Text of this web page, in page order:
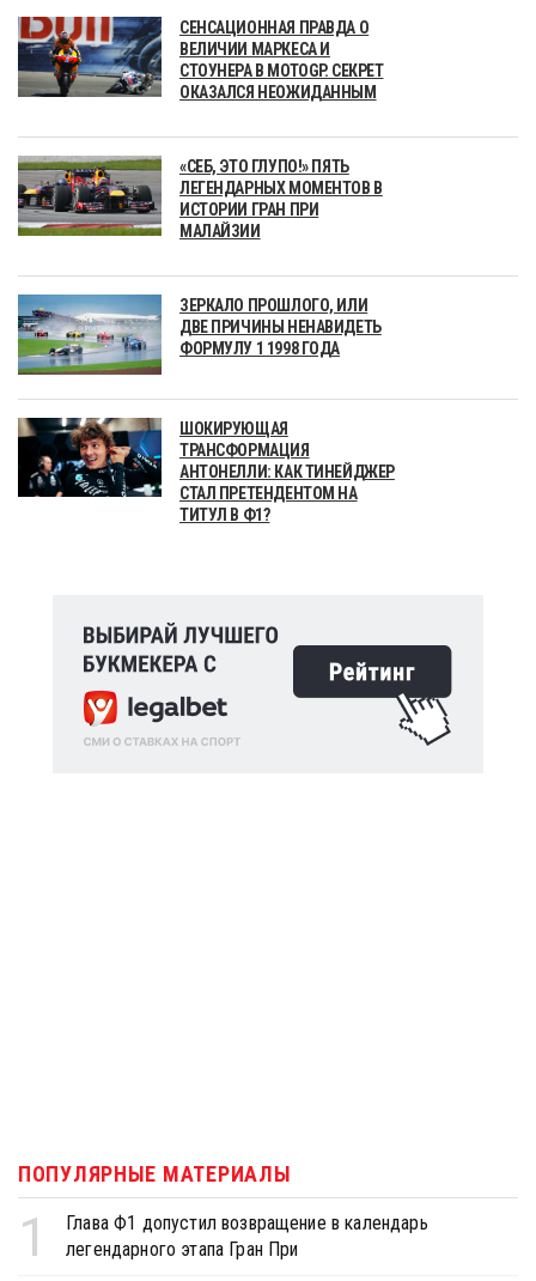
СЕНСАЦИОННАЯ ПРАВДА О
ВЕЛИЧИИ МАРКЕСА И
СТОУНЕРА В MOTOGP. СЕКРЕТ
ОКАЗАЛСЯ НЕОЖИДАННЫМ
«СЕБ, ЭТО ГЛУПО!» ПЯТЬ
ЛЕГЕНДАРНЫХ МОМЕНТОВ В
ИСТОРИИ ГРАН ПРИ
МАЛАЙЗИИ
ЗЕРКАЛО ПРОШЛОГО, ИЛИ
ДВЕ ПРИЧИНЫ НЕНАВИДЕТЬ
ФОРМУЛУ 1 1998 ГОДА
ШОКИРУЮЩАЯ
ТРАНСФОРМАЦИЯ
АНТОНЕЛЛИ: КАК ТИНЕЙДЖЕР
СТАЛ ПРЕТЕНДЕНТОМ НА
ТИТУЛ В Ф1?
ПОПУЛЯРНЫЕ МАТЕРИАЛЫ
1
Глава Ф1 допустил возвращение в календарь
легендарного этапа Гран При